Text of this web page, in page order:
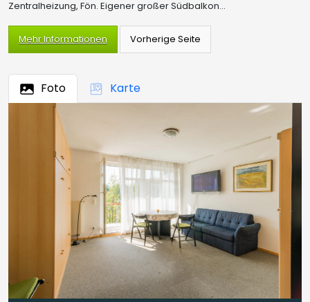
Zentralheizung, Fön. Eigener großer Südbalkon...
Mehr Informationen
Foto Karte